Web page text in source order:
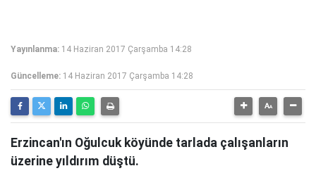
Yayınlanma: 14 Haziran 2017 Çarşamba 14:28
Güncelleme: 14 Haziran 2017 Çarşamba 14:28
Erzincan'ın Oğulcuk köyünde tarlada çalışanların
üzerine yıldırım düştü.